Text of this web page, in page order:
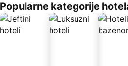
Popularne kategorije